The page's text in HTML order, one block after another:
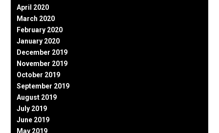
April 2020
March 2020
February 2020
January 2020
December 2019
November 2019
October 2019
September 2019
August 2019
July 2019
June 2019
May 2019